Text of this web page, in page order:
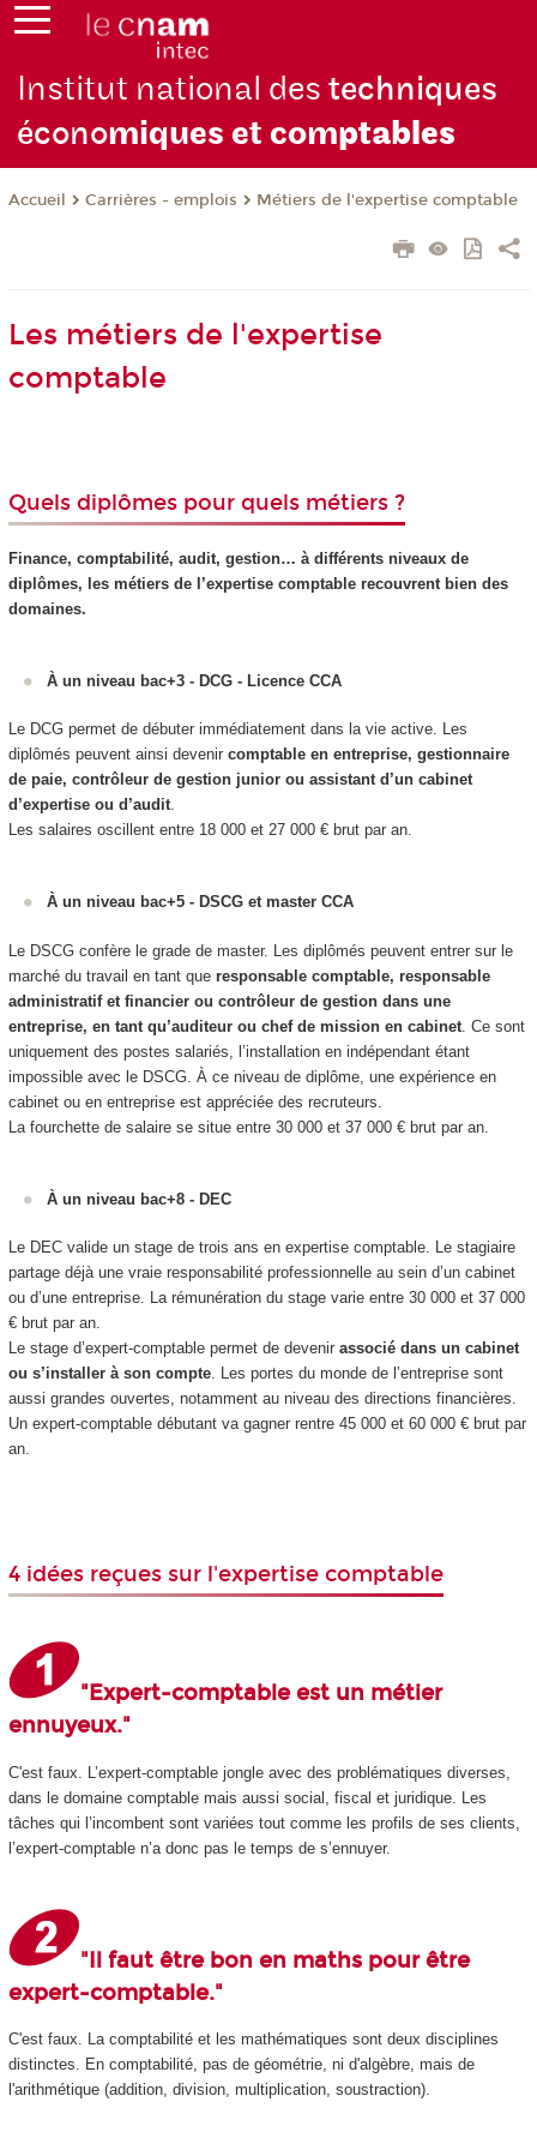
Institut national destechniques
économiques et comptables
Accueil Carrières - emplois Métiers de l'expertise comptable
Les métiers de l'expertise
comptable
Quels diplômes pour quels métiers ?
Finance, comptabilité, audit, gestion… à différents niveaux de
diplômes, les métiers de l’expertise comptable recouvrent bien des
domaines.
À un niveau bac+3 - DCG - Licence CCA
Le DCG permet de débuter immédiatement dans la vie active. Les
diplômés peuvent ainsi devenir comptable en entreprise, gestionnaire
de paie, contrôleur de gestion junior ou assistant d’un cabinet
d’expertise ou d’audit.
Les salaires oscillent entre 18 000 et 27 000 € brut par an.
À un niveau bac+5 - DSCG et master CCA
Le DSCG confère le grade de master. Les diplômés peuvent entrer sur le
marché du travail en tant que responsable comptable, responsable
administratif et financier ou contrôleur de gestion dans une
entreprise, en tant qu’auditeur ou chef de mission en cabinet. Ce sont
uniquement des postes salariés, l’installation en indépendant étant
impossible avec le DSCG. À ce niveau de diplôme, une expérience en
cabinet ou en entreprise est appréciée des recruteurs.
La fourchette de salaire se situe entre 30 000 et 37 000 € brut par an.
À un niveau bac+8 - DEC
Le DEC valide un stage de trois ans en expertise comptable. Le stagiaire
partage déjà une vraie responsabilité professionnelle au sein d’un cabinet
ou d’une entreprise. La rémunération du stage varie entre 30 000 et 37 000
€ brut par an.
Le stage d’expert-comptable permet de devenir associé dans un cabinet
ou s’installer à son compte. Les portes du monde de l’entreprise sont
aussi grandes ouvertes, notamment au niveau des directions financières.
Un expert-comptable débutant va gagner rentre 45 000 et 60 000 € brut par
an.
4 idées reçues sur l'expertise comptable
"Expert-comptable est un métier
ennuyeux."
C'est faux. L’expert-comptable jongle avec des problématiques diverses,
dans le domaine comptable mais aussi social, fiscal et juridique. Les
tâches qui l’incombent sont variées tout comme les profils de ses clients,
l’expert-comptable n’a donc pas le temps de s’ennuyer.
"Il faut être bon en maths pour être
expert-comptable."
C'est faux. La comptabilité et les mathématiques sont deux disciplines
distinctes. En comptabilité, pas de géométrie, ni d'algèbre, mais de
l'arithmétique (addition, division, multiplication, soustraction).